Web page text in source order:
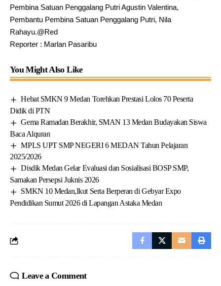
Pembina Satuan Penggalang Putri Agustin Valentina,
Pembantu Pembina Satuan Penggalang Putri, Nila
Rahayu.@Red
Reporter : Marlan Pasaribu
You Might Also Like
Hebat SMKN 9 Medan Torehkan Prestasi Lolos 70 Peserta
Didik di PTN
Gema Ramadan Berakhir, SMAN 13 Medan Budayakan Siswa
Baca Alquran
MPLS UPT SMP NEGERI 6 MEDAN Tahun Pelajaran
2025/2026
Disdik Medan Gelar Evaluasi dan Sosialisasi BOSP SMP,
Samakan Persepsi Juknis 2026
SMKN 10 Medan,Ikut Serta Berperan di Gebyar Expo
Pendidikan Sumut 2026 di Lapangan Astaka Medan
Leave a Comment